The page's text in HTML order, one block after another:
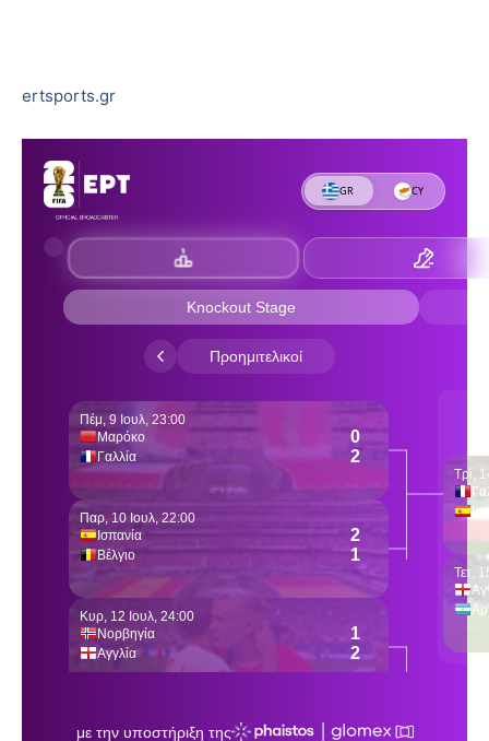
ertsports.gr